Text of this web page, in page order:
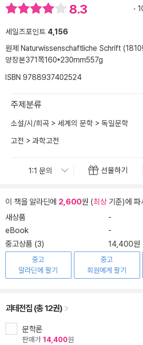
8.3
세일즈포인트 4,156
원제 Naturwissenschaftliche Schrift (1810
양장본371쪽160*230mm557g
ISBN 9788937402524
주제분류
소설/시/희곡 > 세계의 문학 > 독일문학
고전 > 과학고전
선물하기
이 책을 알라딘에 2,600원 (최상기준)에 파
새상품
-
eBook
-
중고상품 (3) 14,400원
중고
알라딘에 팔기
중고
회원에게 팔기
괴테전집 (총 12권)
문학론
판매가 14,400원